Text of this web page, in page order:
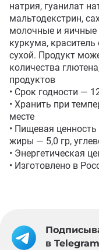
натрия, гуанилат
мальтодекстрин,
молочные и яичные
куркума,
сухой. Продукт
количества
продуктов
• Срок годности —
• Хранить при
месте
• Пищевая ценность
жиры — 5,0 гр,
• Энергетическая
• Изготовлено в
в Telegram